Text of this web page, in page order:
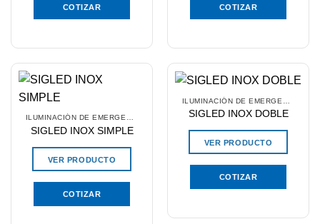
COTIZAR COTIZAR
ILUMINACIÓN DE EMERGENCIA
SIGLED INOX SIMPLE
VER PRODUCTO
COTIZAR
SIGLED INOX DOBLE
VER PRODUCTO
COTIZAR